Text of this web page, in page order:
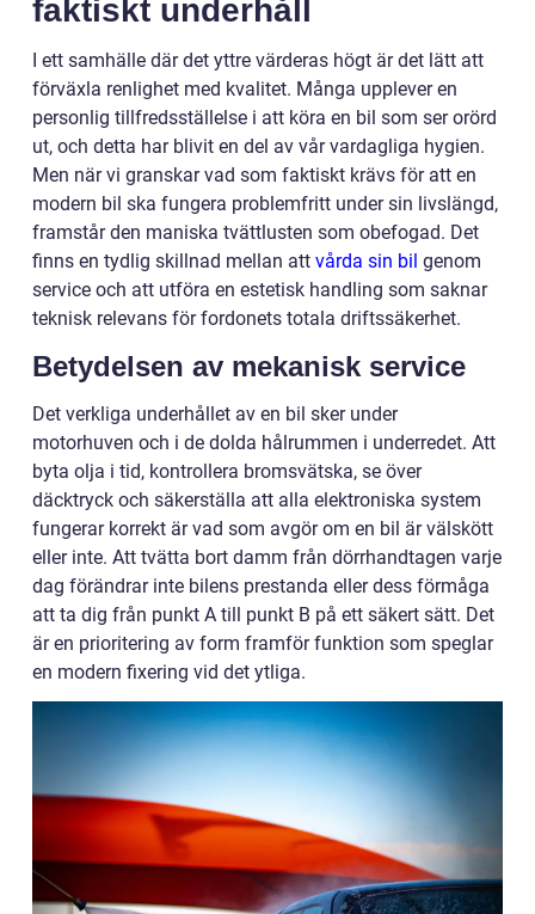
faktiskt underhåll
I ett samhälle där det yttre värderas högt är det lätt att
förväxla renlighet med kvalitet. Många upplever en
personlig tillfredsställelse i att köra en bil som ser orörd
ut, och detta har blivit en del av vår vardagliga hygien.
Men när vi granskar vad som faktiskt krävs för att en
modern bil ska fungera problemfritt under sin livslängd,
framstår den maniska tvättlusten som obefogad. Det
finns en tydlig skillnad mellan att vårda sin bil genom
service och att utföra en estetisk handling som saknar
teknisk relevans för fordonets totala driftssäkerhet.
Betydelsen av mekanisk service
Det verkliga underhållet av en bil sker under
motorhuven och i de dolda hålrummen i underredet. Att
byta olja i tid, kontrollera bromsvätska, se över
däcktryck och säkerställa att alla elektroniska system
fungerar korrekt är vad som avgör om en bil är välskött
eller inte. Att tvätta bort damm från dörrhandtagen varje
dag förändrar inte bilens prestanda eller dess förmåga
att ta dig från punkt A till punkt B på ett säkert sätt. Det
är en prioritering av form framför funktion som speglar
en modern fixering vid det ytliga.